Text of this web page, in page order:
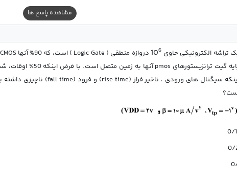
مشاهده پاسخ ها
تراشه الکترونیکی حاوی 106
0/
0/